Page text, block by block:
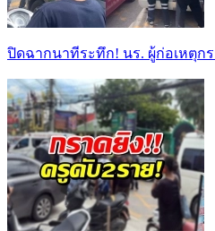
ปิดฉากนาทีระทึก! นร. ผู้ก่อเหตุกร